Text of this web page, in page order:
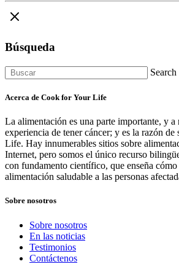
Búsqueda
Acerca de Cook for Your Life
La alimentación es una parte importante, y
experiencia de tener cáncer; y es la razón
Life. Hay innumerables sitios sobre
Internet, pero somos el único recurso
con fundamento científico, que enseña
alimentación saludable a las personas
Sobre nosotros
Sobre nosotros
En las noticias
Testimonios
Contáctenos